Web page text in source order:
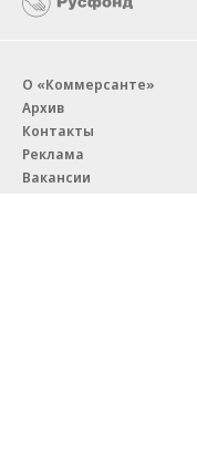
О «Коммерсанте»
Архив
Контакты
Реклама
Вакансии